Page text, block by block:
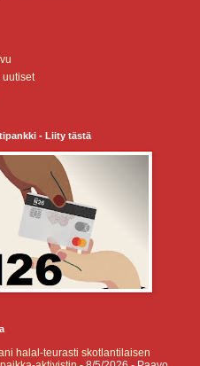
uutiset
- Liity tästä
halal-teurasti skotlantilaisen